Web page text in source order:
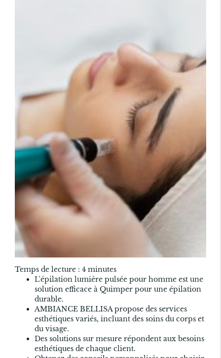
Temps de lecture : 4 minutes
L'épilation lumière pulsée pour homme est une
solution efficace à Quimper pour une épilation
durable.
AMBIANCE BELLISA propose des services
esthétiques variés, incluant des soins du corps et
du visage.
Des solutions sur mesure répondent aux besoins
esthétiques de chaque client.